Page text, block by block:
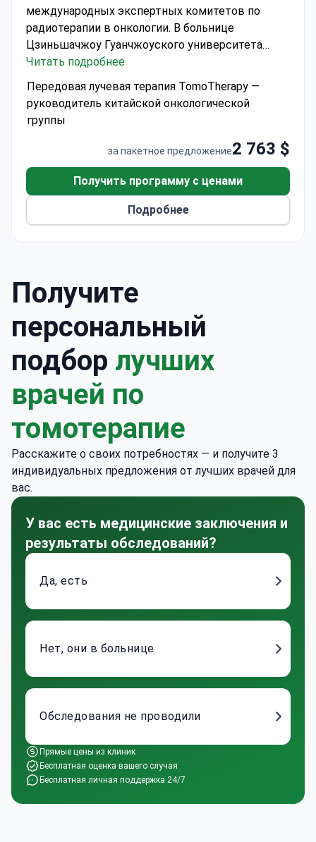
международных экспертных комитетов по
радиотерапии в онкологии. В больнице
Цзиньшачжоу Гуанчжоуского университета
китайской медицины используется система
TomoTherapy® для проведения современных
процедур лучевой терапии.
В стоимость
включено:
индивидуальная палата.
Читать подробнее
Передовая лучевая терапия TomoTherapy —
руководитель китайской онкологической
группы
за пакетное предложение2 763 $
Получить программу с ценами
Подробнее
Получите
персональный
подбор лучших
врачей по
томотерапие
Расскажите о своих потребностях — и получите 3
индивидуальных предложения от лучших врачей для
вас.
У вас есть медицинские заключения и
результаты обследований?
Да, есть
Нет, они в больнице
Обследования не проводили
Прямые цены из клиник
Бесплатная оценка вашего случая
Бесплатная личная поддержка 24/7